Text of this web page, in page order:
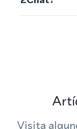
Visita